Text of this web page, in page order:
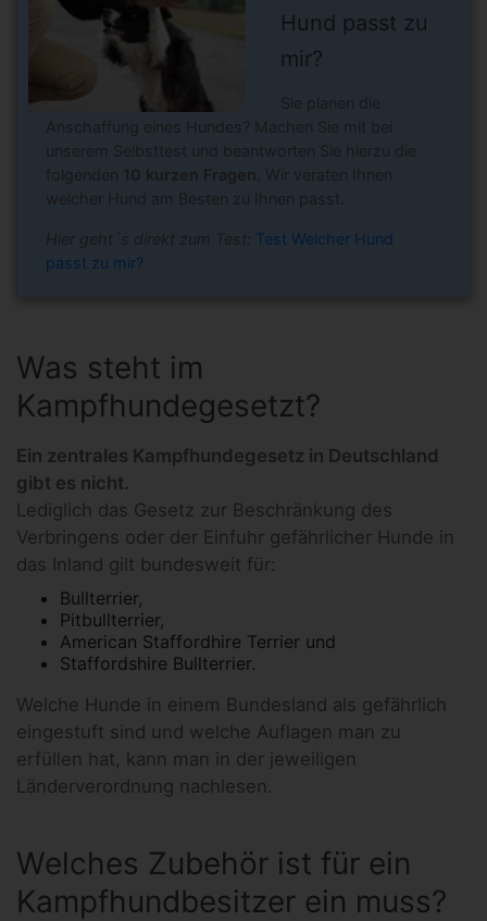
Hund passt zu
mir?
Sie planen die
Anschaffung eines Hundes? Machen Sie mit bei
unserem Selbsttest und beantworten Sie hierzu die
folgenden 10 kurzen Fragen . Wir veraten Ihnen
welcher Hund am Besten zu Ihnen passt.
Hier geht´s direkt zum Test: Test Welcher Hund
passt zu mir?
Was steht im
Kampfhundegesetzt?
Ein zentrales Kampfhundegesetz in Deutschland
gibt es nicht.
Lediglich das Gesetz zur Beschränkung des
Verbringens oder der Einfuhr gefährlicher Hunde in
das Inland gilt bundesweit für:
Bullterrier,
Pitbullterrier,
American Staffordhire Terrier und
Staffordshire Bullterrier.
Welche Hunde in einem Bundesland als gefährlich
eingestuft sind und welche Auflagen man zu
erfüllen hat, kann man in der jeweiligen
Länderverordnung nachlesen.
Welches Zubehör ist für ein
Kampfhundbesitzer ein muss?